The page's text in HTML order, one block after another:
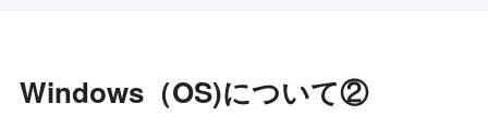
Windows（OS)について②